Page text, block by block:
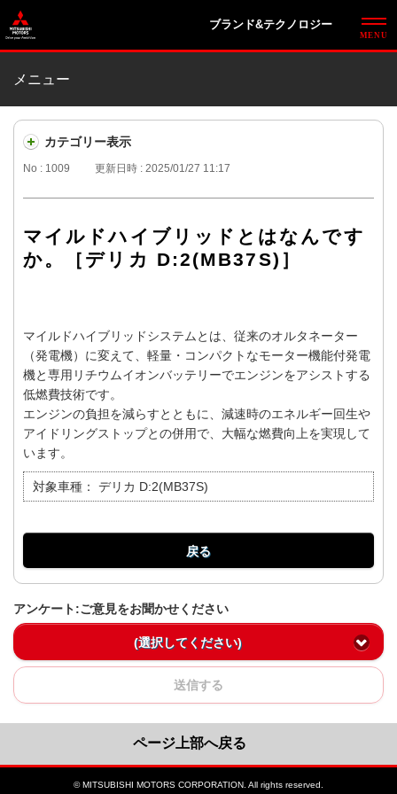
ブランド&テクノロジー
メニュー
カテゴリー表示
No : 1009 更新日時 : 2025/01/27 11:17
マイルドハイブリッドとはなんです
か。［デリカ D:2(MB37S)］
マイルドハイブリッドシステムとは、従来のオルタネーター
（発電機）に変えて、軽量・コンパクトなモーター機能付発電
機と専用リチウムイオンバッテリーでエンジンをアシストする
低燃費技術です。
エンジンの負担を減らすとともに、減速時のエネルギー回生や
アイドリングストップとの併用で、大幅な燃費向上を実現して
います。
対象車種： デリカ D:2(MB37S)
戻る
アンケート:ご意見をお聞かせください
(選択してください)
送信する
ページ上部へ戻る
© MITSUBISHI MOTORS CORPORATION. All rights reserved.